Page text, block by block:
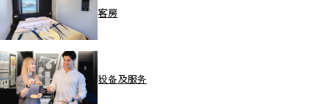
客房
设备及服务